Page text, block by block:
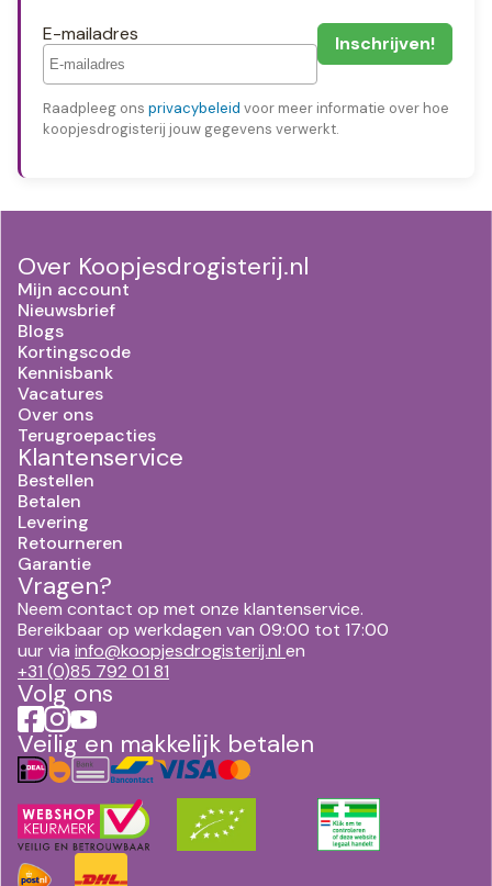
E-mailadres
Raadpleeg ons privacybeleid voor meer informatie over hoe
koopjesdrogisterij jouw gegevens verwerkt.
Over Koopjesdrogisterij.nl
Mijn account
Nieuwsbrief
Blogs
Kortingscode
Kennisbank
Vacatures
Over ons
Terugroepacties
Klantenservice
Bestellen
Betalen
Levering
Retourneren
Garantie
Vragen?
Neem contact op met onze klantenservice.
Bereikbaar op werkdagen van 09:00 tot 17:00
uur via info@koopjesdrogisterij.nl en
+31 (0)85 792 01 81
Volg ons
Veilig en makkelijk betalen